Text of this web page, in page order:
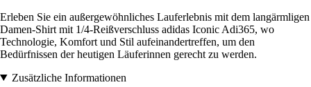
Erleben Sie ein außergewöhnliches Lauferlebnis mit dem langärmligen
Damen-Shirt mit 1/4-Reißverschluss adidas Iconic Adi365, wo
Technologie, Komfort und Stil aufeinandertreffen, um den
Bedürfnissen der heutigen Läuferinnen gerecht zu werden.
Zusätzliche Informationen